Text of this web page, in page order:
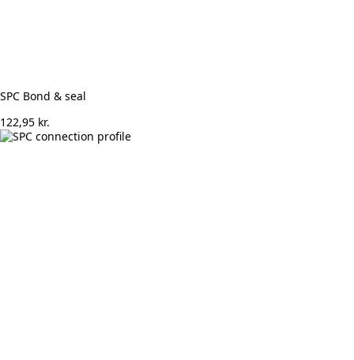
SPC Bond & seal
122,95 kr.